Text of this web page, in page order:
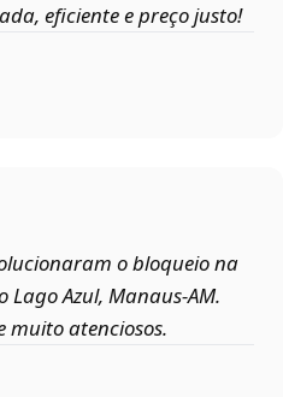
eficiente e preço justo!
o bloqueio na
Azul, Manaus‑AM.
muito atenciosos.